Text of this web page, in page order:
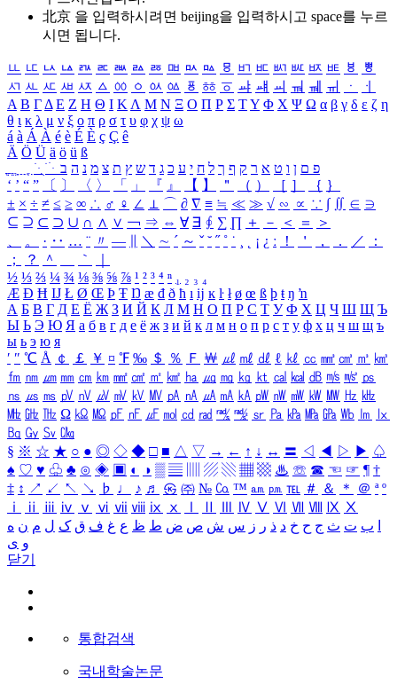
北京 을 입력하시려면 beijing을 입력하시고 space를 누르
시면 됩니다.
ㅥ ㅦ ㅧ ㅨ ㅩ ㅪ ㅫ ㅬ ㅭ ㅮ ㅯ ㅰ ㅱ ㅲ ㅳ ㅴ ㅵ ㅶ ㅷ ㅸ
ㅹ
ㅺ ㅻ ㅼ ㅽ ㅾ ㅿ ㆀ ㆁ ㆂ ㆃ ㆄ ㆅ ㆆ ㆇ ㆈ ㆉ ㆊ ㆋ ㆌ ㆍ
ㆎ
Α Β ΓΔ Ε Ζ Η Θ Ι ΚΛ Μ Ν Ξ Ο Π Ρ Σ ΤΥ Φ Χ Ψ Ω α β γ δ ε ζ η
θ ι κ λ μ ν ξ ο π ρ σ τ υ φ χ ψ ω
á à Á À é è É È ç Ç ê
Ä Ö Ü ä ö ü ß
ִֶֹ ֻּ ׁׂ פ ם ן ו ט א ר ק ף ך ל ח י ע כ ג ד ש ץ ת צ מ נ ה ב
‘ ’ “ ” 〔 〕 〈 〉 「 」 『 』 【 】 ＂ （ ） ［ ］ ｛ ｝
± × ÷ ≠ ≤ ≥ ∞ ∴ ♂ ♀ ∠ ⊥ ⌒ ∂ ∇ ≡ ≒ ≪ ≫ √ ∽ ∝ ∵ ∫ ∬ ∈ ∋
⊆ ⊇ ⊂ ⊃ ∪ ∩ ∧ ∨ ￢ ⇒ ⇔ ∀ ∃ ∮ ∑ ∏ ＋ － ＜ ＝
＞
、
。 · ‥ … ¨ 〃 ― ＼ ∼ ´ ～ ˇ ˘ ˝ ˚ ˙ ¸ ¡ ¿ ː ！ ＇ ， ． ／
：
；
？ ＾ ｀
½ ⅓ ⅔ ¼ ¾ ⅛ ⅜ ⅝ ⅞ ¹ ² ³ ⁴ ⁿ ₁ ₂ ₃ ₄
Æ Ð Ħ Ĳ Ł Ø Œ Þ Ŧ Ŋ æ đ ð ħ ı ĳ ĸ ŀ ł ø œ ß þ ŧ ŋ ŉ
А Б В Г Д Е Ё Ж З И Й К Л М Н О П Р С Т У Ф Х Ц Ч Ш Щ Ъ
Ы Ь Э Ю Я а б в г д е ё ж з и й к л м н о п р с т у ф х ц ч ш щ ъ
ы ь э ю я
′ ″ ℃ Å ￠ ￡ ￥ ¤ ℉ ‰ ＄ ％ Ｆ ￦ ㎕ ㎖ ㎗ ℓ ㎘ ㏄ ㎣ ㎤ ㎥ ㎦
㎙ ㎚ ㎛ ㎜ ㎝ ㎞ ㎟ ㎠ ㎡ ㎢ ㏊ ㎍ ㎎ ㎏ ㏏ ㎈ ㎉ ㏈ ㎧ ㎨ ㎰
㎱ ㎲ ㎳ ㎴ ㎵ ㎶ ㎷ ㎸ ㎹ ㎀ ㎁ ㎂ ㎃ ㎄ ㎺ ㎻ ㎽ ㎾ ㎿ ㎐ ㎑
㎒ ㎓ ㎔ Ω ㏀ ㏁ ㎊ ㎋ ㎌ ㏖ ㏅ ㎭ ㎮ ㎯ ㏛ ㎩ ㎪ ㎫ ㎬ ㏝ ㏐
㏓
㏃ ㏉ ㏜ ㏆
§ ※ ☆ ★ ○ ● ◎ ◇ ◆ □ ■ △ ▽ → ← ↑ ↓ ↔ 〓 ◁ ◀ ▷ ▶ ♤
♠ ♡ ♥ ♧ ♣ ⊙ ◈ ▣ ◐ ◑ ▒ ▤ ▨ ▧ ▦ ▩ ♨ ☏ ☎ ☜ ☞ ¶ †
‡ ↕ ↗ ↙ ↖ ↘ ♭ ♩ ♪ ♬ ㉿ ㈜ № ㏇ ™ ㏂ ㏘ ℡ ＃ ＆ ＊ ＠ ª º
ⅰ
ⅱ ⅲ ⅳ ⅴ ⅵ ⅶ ⅷ ⅸ ⅹ Ⅳ Ⅴ Ⅵ Ⅶ Ⅷ Ⅸ Ⅹ
ب ت ث ج ح خ د ذ ر ز س ش ص ض ط ظ ع غ ف ق ک ل م ن ه
و ی
닫기
통합검색
국내학술논문